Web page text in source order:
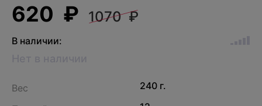
620 ₽ 1070 ₽
В наличии:
Вес
240 г.